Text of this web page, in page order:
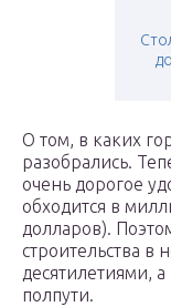
О том, в каких
разобрались.
очень дорогое
обходится в
долларов).
строительства в
десятилетиями,
полпути.